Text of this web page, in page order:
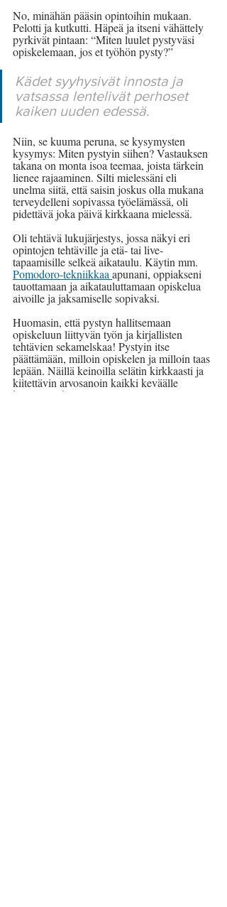
No, minähän pääsin opintoihin mukaan.
Pelotti ja kutkutti. Häpeä ja itseni vähättely
pyrkivät pintaan: “Miten luulet pystyväsi
opiskelemaan, jos et työhön pysty?”
Kädet syyhysivät innosta ja
vatsassa lentelivät perhoset
kaiken uuden edessä.
Niin, se kuuma peruna, se kysymysten
kysymys: Miten pystyin siihen? Vastauksen
takana on monta isoa teemaa, joista tärkein
lienee rajaaminen. Silti mielessäni eli
unelma siitä, että saisin joskus olla mukana
terveydelleni sopivassa työelämässä, oli
pidettävä joka päivä kirkkaana mielessä.
Oli tehtävä lukujärjestys, jossa näkyi eri
opintojen tehtäville ja etä- tai live-
tapaamisille selkeä aikataulu. Käytin mm.
Pomodoro-tekniikkaa apunani, oppiakseni
tauottamaan ja aikatauluttamaan opiskelua
aivoille ja jaksamiselle sopivaksi.
Huomasin, että pystyn hallitsemaan
opiskeluun liittyvän työn ja kirjallisten
tehtävien sekamelskaa! Pystyin itse
päättämään, milloin opiskelen ja milloin taas
lepään. Näillä keinoilla selätin kirkkaasti ja
kiitettävin arvosanoin kaikki keväälle
keräämäni haasteet!